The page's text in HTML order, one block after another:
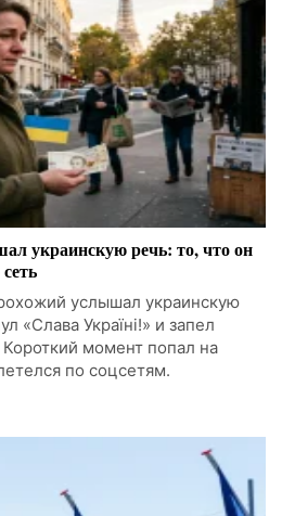
украинскую речь: то, что он
услышал украинскую
«Слава Україні!» и запел
момент попал на
по соцсетям.